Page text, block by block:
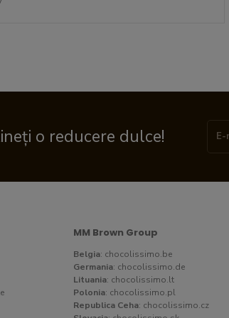
o reducere dulce!
MM Brown Group
Belgia: chocolissimo.be
Germania: chocolissimo.de
Lituania: chocolissimo.lt
Polonia: chocolissimo.pl
Republica Ceha: chocolissimo.cz